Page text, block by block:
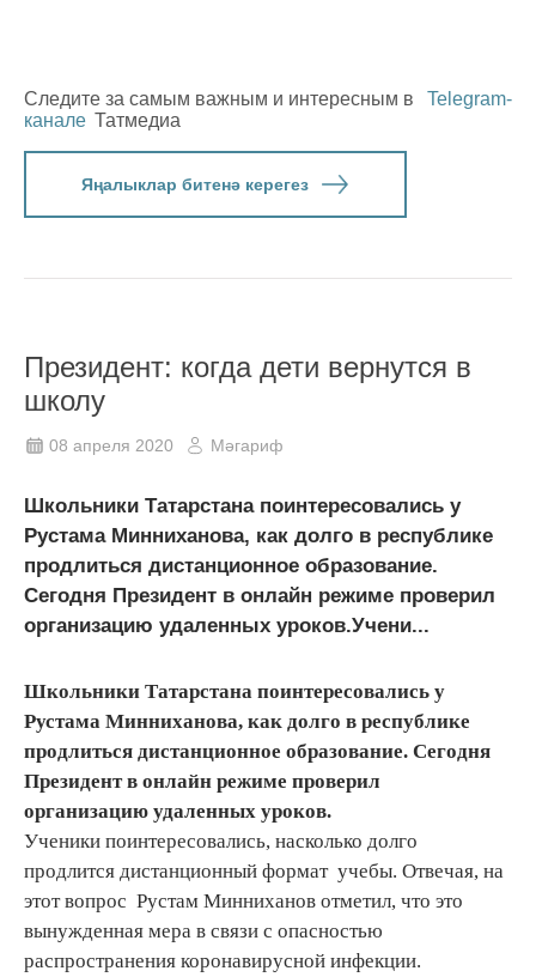
Следите за самым важным и интересным в
Telegram-
канале Татмедиа
Яңалыклар битенә керегез
Президент: когда дети вернутся в
школу
08 апреля 2020 Мәгариф
Школьники Татарстана поинтересовались у
Рустама Минниханова, как долго в республике
продлиться дистанционное образование.
Сегодня Президент в онлайн режиме проверил
организацию удаленных уроков.Учени...
Школьники Татарстана поинтересовались у
Рустама Минниханова, как долго в республике
продлиться дистанционное образование. Сегодня
Президент в онлайн режиме проверил
организацию удаленных уроков.
Ученики поинтересовались, насколько долго
продлится дистанционный формат учебы. Отвечая, на
этот вопрос Рустам Минниханов отметил, что это
вынужденная мера в связи с опасностью
распространения коронавирусной инфекции.